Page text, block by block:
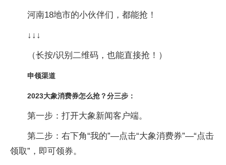
河南18地市的小伙伴们，都能抢！
↓↓↓
（长按/识别二维码，也能直接抢！）
申领渠道
2023大象消费券怎么抢？分三步：
第一步：打开大象新闻客户端。
第二步：右下角“我的”—点击“大象消费券”—“点击
领取”，即可领券。